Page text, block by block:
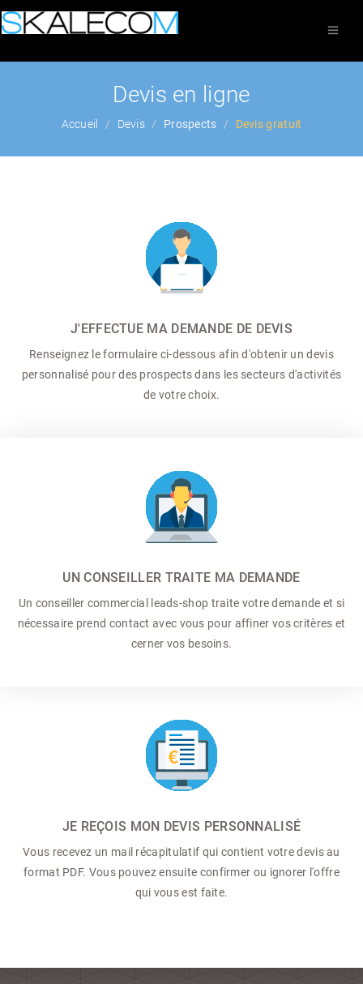
Devis en ligne
Accueil Devis Prospects Devis gratuit
J'EFFECTUE MA DEMANDE DE DEVIS
Renseignez le formulaire ci-dessous afin d'obtenir un devis
personnalisé pour des prospects dans les secteurs d'activités
de votre choix.
UN CONSEILLER TRAITE MA DEMANDE
Un conseiller commercial
leads-shop traite votre demande et si
nécessaire prend contact avec vous pour affiner vos critères et
cerner vos besoins.
JE REÇOIS MON DEVIS PERSONNALISÉ
Vous recevez un mail récapitulatif qui contient votre devis au
format PDF. Vous pouvez ensuite confirmer ou ignorer l'offre
qui vous est faite.